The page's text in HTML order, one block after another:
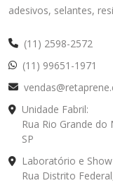
adesivos, selantes,
(11) 2598-2572
(11) 99651-1971
Unidade Fabril:
Rua Rio Grande
SP
Laboratório e
Rua Distrito